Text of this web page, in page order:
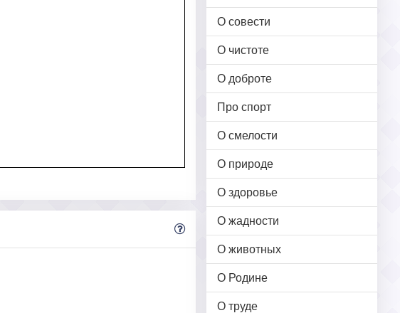
О совести
О чистоте
О доброте
Про спорт
О смелости
О природе
О здоровье
О жадности
О животных
О Родине
О труде